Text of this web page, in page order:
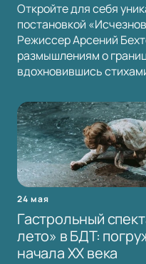
Откройте для себя
постановкой
Режиссер Арсений
размышлениям о
вдохновившись
24 мая
Гастрольный
лето» в БДТ:
начала XX века